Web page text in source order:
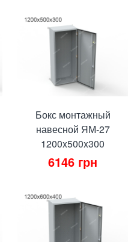
Бокс монтажный
навесной ЯМ-27
1200x500x300
6146 грн